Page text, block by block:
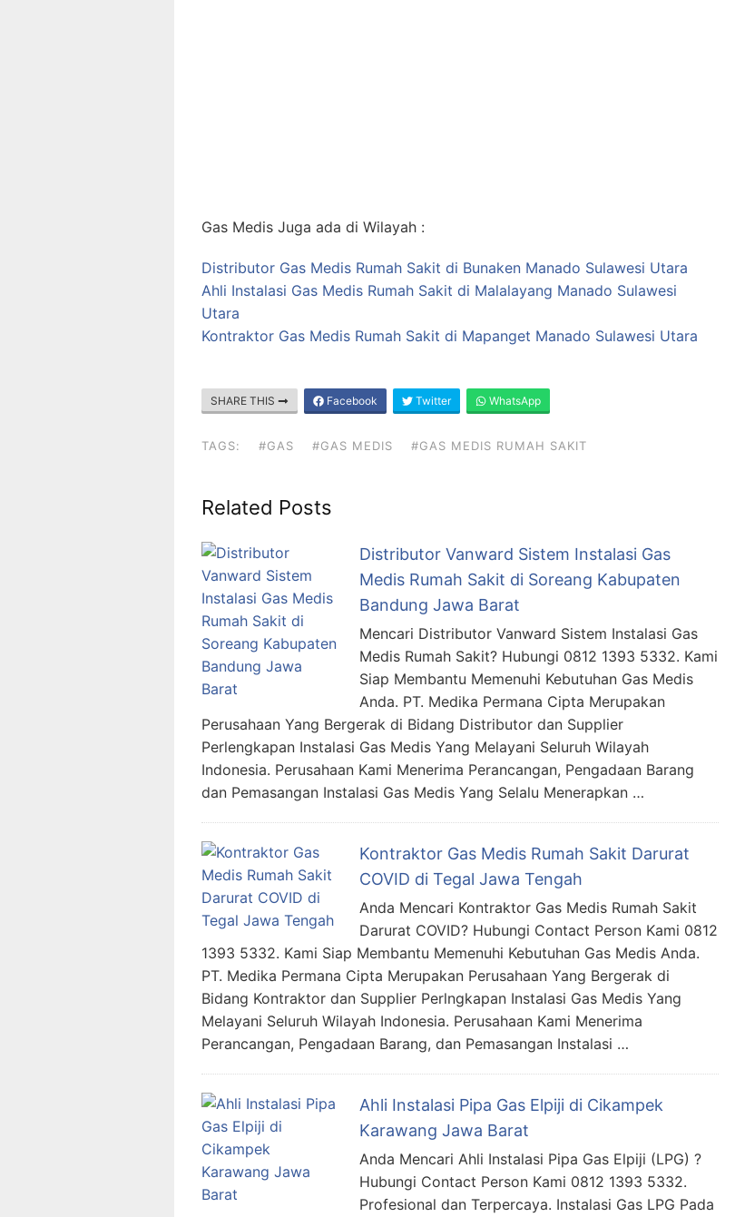
Gas Medis Juga ada di Wilayah :
Distributor Gas Medis Rumah Sakit di Bunaken Manado Sulawesi Utara
Ahli Instalasi Gas Medis Rumah Sakit di Malalayang Manado Sulawesi
Utara
Kontraktor Gas Medis Rumah Sakit di Mapanget Manado Sulawesi Utara
SHARE THIS Facebook Twitter WhatsApp
TAGS: #GAS #GAS MEDIS #GAS MEDIS RUMAH SAKIT
Related Posts
Distributor Vanward Sistem Instalasi Gas
Medis Rumah Sakit di Soreang Kabupaten
Bandung Jawa Barat
Mencari Distributor Vanward Sistem Instalasi Gas
Medis Rumah Sakit? Hubungi 0812 1393 5332. Kami
Siap Membantu Memenuhi Kebutuhan Gas Medis
Anda. PT. Medika Permana Cipta Merupakan
Perusahaan Yang Bergerak di Bidang Distributor dan Supplier
Perlengkapan Instalasi Gas Medis Yang Melayani Seluruh Wilayah
Indonesia. Perusahaan Kami Menerima Perancangan, Pengadaan Barang
dan Pemasangan Instalasi Gas Medis Yang Selalu Menerapkan …
Kontraktor Gas Medis Rumah Sakit Darurat
COVID di Tegal Jawa Tengah
Anda Mencari Kontraktor Gas Medis Rumah Sakit
Darurat COVID? Hubungi Contact Person Kami 0812
1393 5332. Kami Siap Membantu Memenuhi Kebutuhan Gas Medis Anda.
PT. Medika Permana Cipta Merupakan Perusahaan Yang Bergerak di
Bidang Kontraktor dan Supplier Perlngkapan Instalasi Gas Medis Yang
Melayani Seluruh Wilayah Indonesia. Perusahaan Kami Menerima
Perancangan, Pengadaan Barang, dan Pemasangan Instalasi …
Ahli Instalasi Pipa Gas Elpiji di Cikampek
Karawang Jawa Barat
Anda Mencari Ahli Instalasi Pipa Gas Elpiji (LPG) ?
Hubungi Contact Person Kami 0812 1393 5332.
Profesional dan Terpercaya. Instalasi Gas LPG Pada